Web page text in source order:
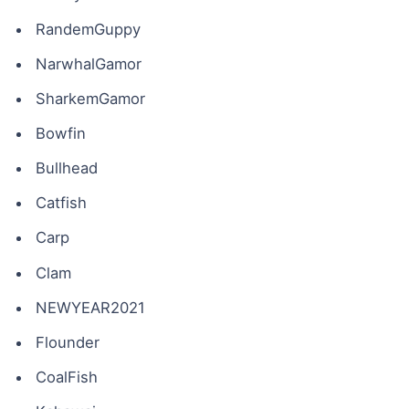
RandemGuppy
NarwhalGamor
SharkemGamor
Bowfin
Bullhead
Catfish
Carp
Clam
NEWYEAR2021
Flounder
CoalFish